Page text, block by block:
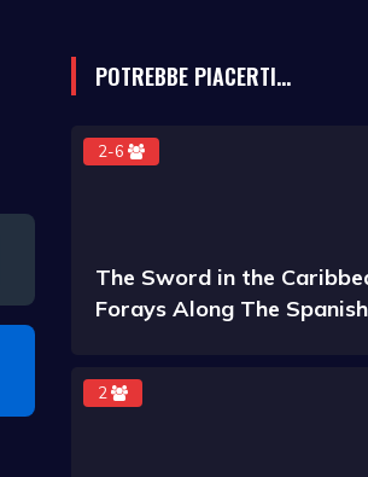
POTREBBE PIACERTI...
2-6
The Sword in the
Forays Along The
2